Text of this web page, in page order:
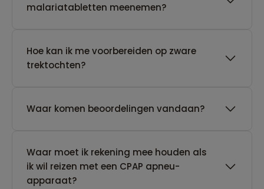
malariatabletten meenemen?
Hoe kan ik me voorbereiden op zware
trektochten?
Waar komen beoordelingen vandaan?
Waar moet ik rekening mee houden als
ik wil reizen met een CPAP apneu-
apparaat?